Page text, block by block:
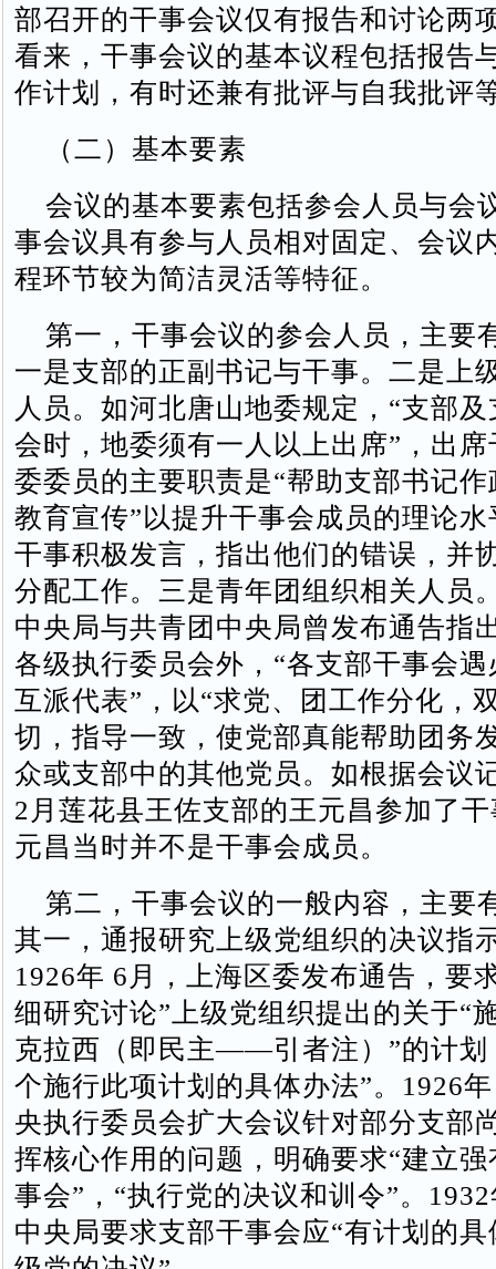
部召开的干事会议仅有报告和讨论两
看来，干事会议的基本议程包括报告
作计划，有时还兼有批评与自我批评
（二）基本要素
会议的基本要素包括参会人员与会
事会议具有参与人员相对固定、会议
程环节较为简洁灵活等特征。
第一，干事会议的参会人员，主要
一是支部的正副书记与干事。二是上
人员。如河北唐山地委规定，“支部
会时，地委须有一人以上出席”，出
委委员的主要职责是“帮助支部书记
教育宣传”以提升干事会成员的理论
干事积极发言，指出他们的错误，并
分配工作。三是青年团组织相关人员
中央局与共青团中央局曾发布通告指
各级执行委员会外，“各支部干事会
互派代表”，以“求党、团工作分化，
切，指导一致，使党部真能帮助团务
众或支部中的其他党员。如根据会议
2月莲花县王佐支部的王元昌参加了
元昌当时并不是干事会成员。
第二，干事会议的一般内容，主要
其一，通报研究上级党组织的决议指
1926年 6月，上海区委发布通告，要
细研究讨论”上级党组织提出的关于“
克拉西（即民主——引者注）”的计划
个施行此项计划的具体办法”。1926
央执行委员会扩大会议针对部分支部
挥核心作用的问题，明确要求“建立
事会”，“执行党的决议和训令”。
中央局要求支部干事会应“有计划的